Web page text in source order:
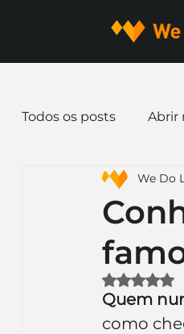
Todos os posts Abrir
Dicas de Marketing
Identidade Visual
Ferramentas
We Do
Quem
como